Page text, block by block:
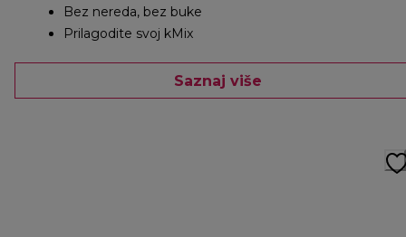
Bez nereda, bez buke
Prilagodite svoj kMix
Saznaj više